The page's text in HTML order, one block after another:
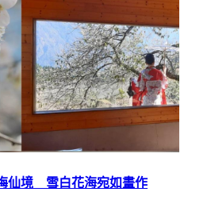
仙境 雪白花海宛如畫作